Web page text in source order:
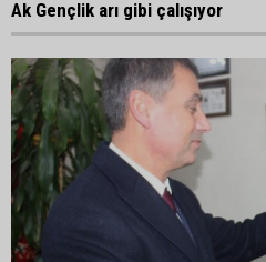
Ak Gençlik arı gibi çalışıyor